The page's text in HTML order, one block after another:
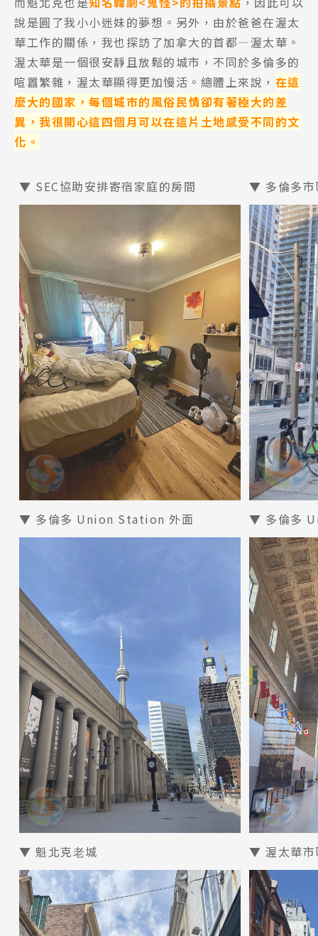
熱門搜尋：
護理 加拿大RO 任意門 遊學團
教育學區
Pathway
Latest News 最新消息
Promotion
Program 課程選擇
說是圓了我小小迷妹的夢想。另外，由於爸爸在渥太
華工作的關係，我也探訪了加拿大的首都—渥太華。
渥太華是一個很安靜且放鬆的城市，不同於多倫多的
喧囂繁雜，渥太華顯得更加慢活。總體上來說， 在這
麼大的國家，每個城市的風俗民情卻有著極大的差
異，我很開心這四個月可以在這片土地感受不同的文
化。
▼ SEC協助安排寄宿家庭的房間 ▼ 多倫多市
▼ 多倫多 Union Station 外面 ▼ 多倫多
▼ 魁北克⽼城 ▼ 渥太華市